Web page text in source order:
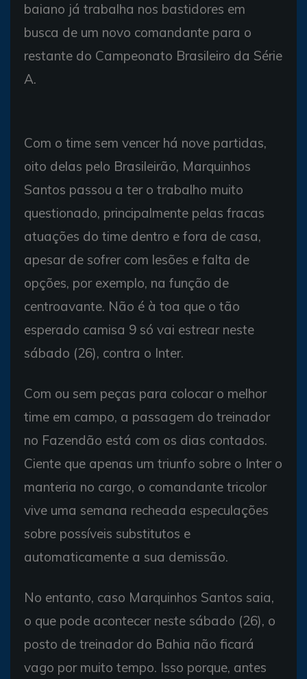
baiano já trabalha nos bastidores em
busca de um novo comandante para o
restante do Campeonato Brasileiro da Série
A.
Com o time sem vencer há nove partidas,
oito delas pelo Brasileirão, Marquinhos
Santos passou a ter o trabalho muito
questionado, principalmente pelas fracas
atuações do time dentro e fora de casa,
apesar de sofrer com lesões e falta de
opções, por exemplo, na função de
centroavante. Não é à toa que o tão
esperado camisa 9 só vai estrear neste
sábado (26), contra o Inter.
Com ou sem peças para colocar o melhor
time em campo, a passagem do treinador
no Fazendão está com os dias contados.
Ciente que apenas um triunfo sobre o Inter o
manteria no cargo, o comandante tricolor
vive uma semana recheada especulações
sobre possíveis substitutos e
automaticamente a sua demissão.
No entanto, caso Marquinhos Santos saia,
o que pode acontecer neste sábado (26), o
posto de treinador do Bahia não ficará
vago por muito tempo. Isso porque, antes